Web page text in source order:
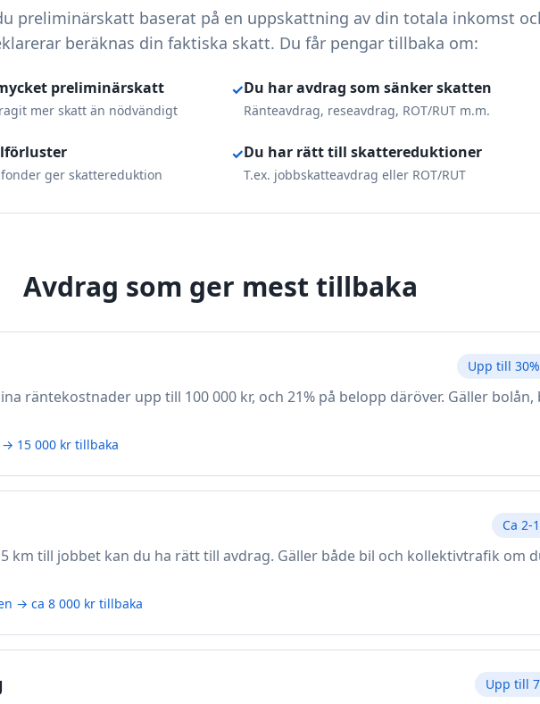
preliminärskatt baserat på en uppskattning av din totala inkomst
beräknas din faktiska skatt. Du får pengar tillbaka om:
preliminärskatt
mer skatt än nödvändigt
✓Du har avdrag som sänker skatten
Ränteavdrag, reseavdrag, ROT/RUT m.m.
ger skattereduktion
✓Du har rätt till skattereduktioner
T.ex. jobbskatteavdrag eller ROT/RUT
Avdrag som ger mest tillbaka
Upp till
räntekostnader upp till 100 000 kr, och 21% på belopp däröver. Gäller bolån,
15 000 kr tillbaka
Ca 2-
km till jobbet kan du ha rätt till avdrag. Gäller både bil och kollektivtrafik om
→ ca 8 000 kr tillbaka
Upp till